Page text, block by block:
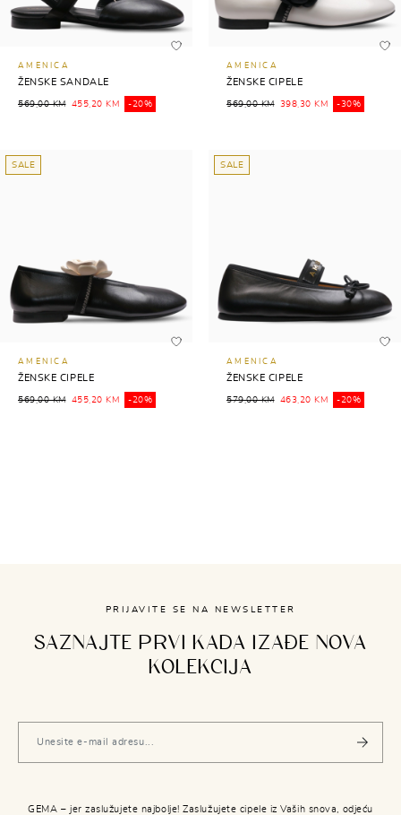
AMENICA
ŽENSKE SANDALE
569,00 KM 455,20 KM -20%
AMENICA
ŽENSKE CIPELE
569,00 KM 398,30 KM -30%
SALE
AMENICA
ŽENSKE CIPELE
569,00 KM 455,20 KM -20%
SALE
AMENICA
ŽENSKE CIPELE
579,00 KM 463,20 KM -20%
PRIJAVITE SE NA NEWSLETTER
SAZNAJTE PRVI KADA IZAĐE NOVA
KOLEKCIJA
GEMA – jer zaslužujete najbolje! Zaslužujete cipele iz Vaših snova, odjeću